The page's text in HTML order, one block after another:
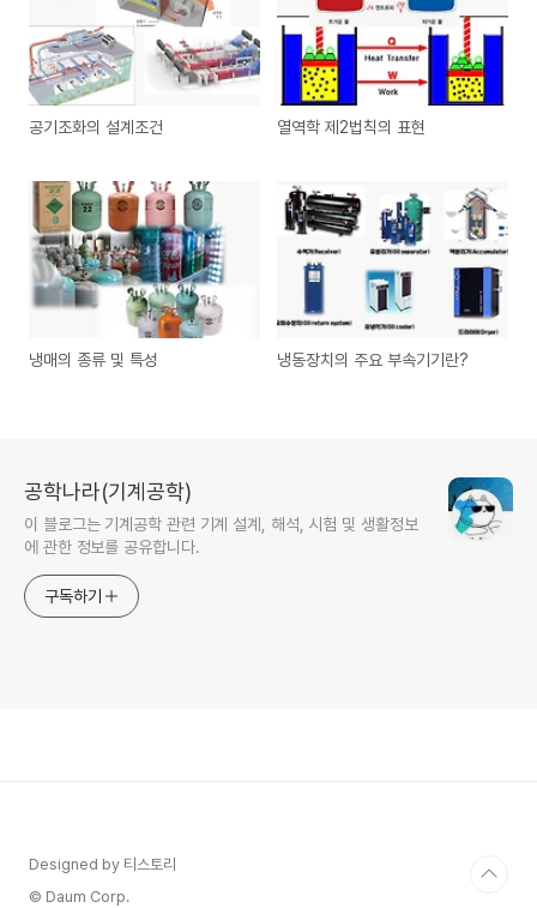
공기조화의 설계조건 열역학 제2법칙의 표현
냉매의 종류 및 특성 냉동장치의 주요 부속기기란?
공학나라(기계공학)
이 블로그는 기계공학 관련 기계 설계, 해석, 시험 및 생활정보
에 관한 정보를 공유합니다.
구독하기
Designed by 티스토리
© Daum Corp.